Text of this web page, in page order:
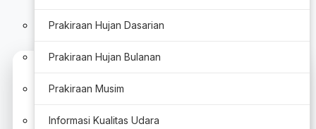
Prakiraan Hujan Dasarian
Prakiraan Hujan Bulanan
Prakiraan Musim
Informasi Kualitas Udara
Layanan Stasiun Meteorologi Kelas I